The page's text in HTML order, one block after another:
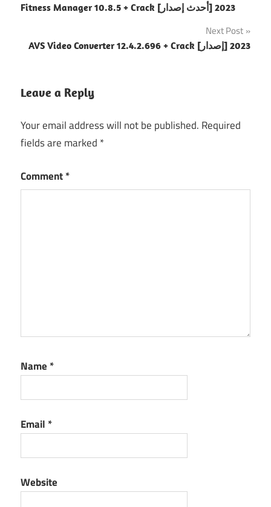
navigation
Fitness Manager 10.8.5 + Crack [أحدث إصدار] 2023
Next Post
AVS Video Converter 12.4.2.696 + Crack [إصدار] 2023
Leave a Reply
Your email address will not be published. Required
fields are marked *
Comment*
Name *
Email *
Website